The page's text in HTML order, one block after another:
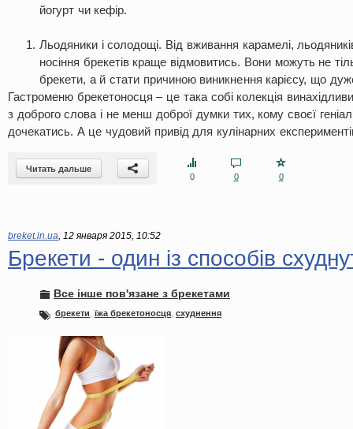
йогурт чи кефір.
Льодяники і солодощі. Від вживання карамелі,
носіння брекетів краще відмовитись. Вони можуть не
брекети, а й стати причиною виникнення карієсу, що
Гастроменю брекетоносця – це така собі колекція
з доброго слова і не менш доброї думки тих, кому своєї
дочекатись. А це чудовий привід для кулінарних
Читать дальше
0
0 0
breket.in.ua, 12 января 2015, 10:52
Брекети - один із способів
Все інше пов'язане з брекетами
брекети ,їжа брекетоносця схуднення